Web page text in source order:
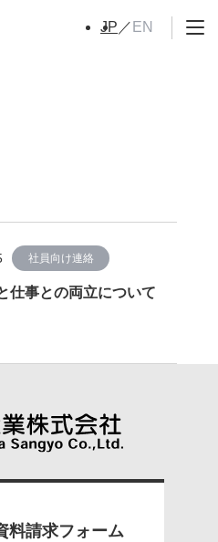
JP EN
社員向け連絡
仕事との両立について
料請求フォーム